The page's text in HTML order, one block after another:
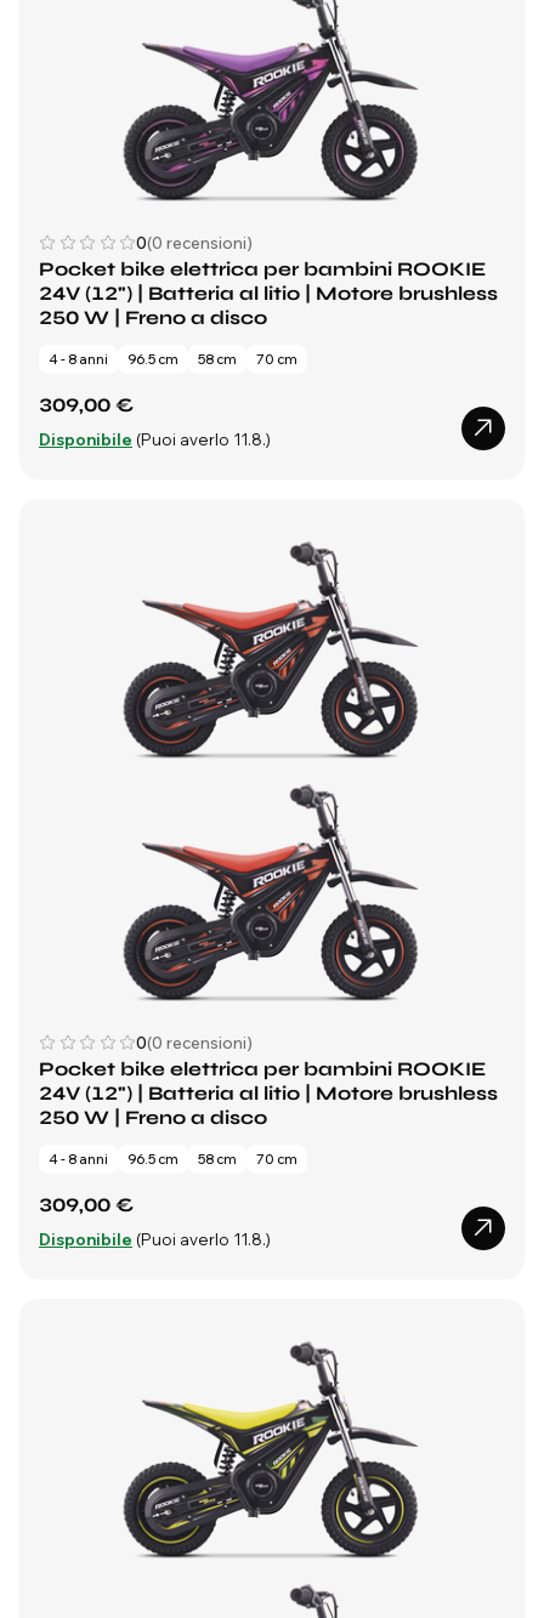
0(0 recensioni)
Pocket bike elettrica per bambini ROOKIE
24V (12") | Batteria al litio | Motore brushless
250 W | Freno a disco
4 - 8 anni 96.5 cm 58 cm 70 cm
309,00 €
Disponibile (Puoi averlo 11.8.)
0(0 recensioni)
Pocket bike elettrica per bambini ROOKIE
24V (12") | Batteria al litio | Motore brushless
250 W | Freno a disco
4 - 8 anni 96.5 cm 58 cm 70 cm
309,00 €
Disponibile (Puoi averlo 11.8.)